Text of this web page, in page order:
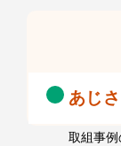
あじ
取組事